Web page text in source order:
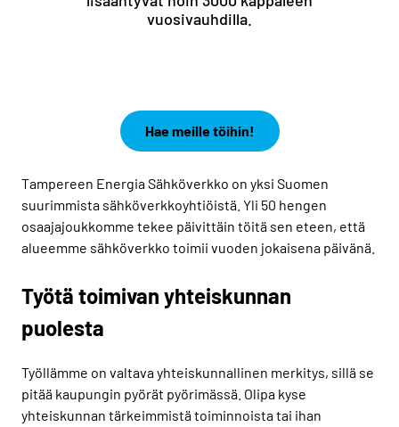
vuosivauhdilla.
Hae meille töihin!
Tampereen Energia Sähköverkko on yksi Suomen
suurimmista sähköverkkoyhtiöistä. Yli 50 hengen
osaajajoukkomme tekee päivittäin töitä sen eteen, että
alueemme sähköverkko toimii vuoden jokaisena päivänä.
Työtä toimivan yhteiskunnan
puolesta
Työllämme on valtava yhteiskunnallinen merkitys, sillä se
pitää kaupungin pyörät pyörimässä. Olipa kyse
yhteiskunnan tärkeimmistä toiminnoista tai ihan